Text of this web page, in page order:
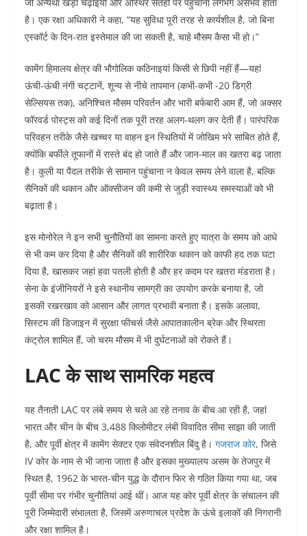
जो अन्यथा खड़ी चढ़ाइयों और अस्थिर सतहों पर पहुंचाना लगभग असंभव होता
है। एक रक्षा अधिकारी ने कहा, “यह सुविधा पूरी तरह से कार्यशील है, जो बिना
एस्कॉर्ट के दिन-रात इस्तेमाल की जा सकती है, चाहे मौसम कैसा भी हो।”​
कामेंग हिमालय क्षेत्र की भौगोलिक कठिनाइयां किसी से छिपी नहीं हैं—यहां
ऊंची-ऊंची नंगी चट्टानें, शून्य से नीचे तापमान (कभी-कभी -20 डिग्री
सेल्सियस तक), अनिश्चित मौसम परिवर्तन और भारी बर्फबारी आम हैं, जो अक्सर
फॉरवर्ड पोस्ट्स को कई दिनों तक पूरी तरह अलग-थलग कर देती हैं। पारंपरिक
परिवहन तरीके जैसे खच्चर या वाहन इन स्थितियों में जोखिम भरे साबित होते हैं,
क्योंकि बर्फीले तूफानों में रास्ते बंद हो जाते हैं और जान-माल का खतरा बढ़ जाता
है। कुली या पैदल तरीके से सामान पहुंचाना न केवल समय लेने वाला है, बल्कि
सैनिकों की थकान और ऑक्सीजन की कमी से जुड़ी स्वास्थ्य समस्याओं को भी
बढ़ाता है।
इस मोनोरेल ने इन सभी चुनौतियों का सामना करते हुए यात्रा के समय को आधे
से भी कम कर दिया है और सैनिकों की शारीरिक थकान को काफी हद तक घटा
दिया है, खासकर जहां हवा पतली होती है और हर कदम पर खतरा मंडराता है।
सेना के इंजीनियरों ने इसे स्थानीय सामग्री का उपयोग करके बनाया है, जो
इसकी रखरखाव को आसान और लागत प्रभावी बनाता है। इसके अलावा,
सिस्टम की डिजाइन में सुरक्षा फीचर्स जैसे आपातकालीन ब्रेक और स्थिरता
कंट्रोल शामिल हैं, जो चरम मौसम में भी दुर्घटनाओं को रोकते हैं।​​
LAC के साथ सामरिक महत्व
यह तैनाती LAC पर लंबे समय से चले आ रहे तनाव के बीच आ रही है, जहां
भारत और चीन के बीच 3,488 किलोमीटर लंबी विवादित सीमा साझा की जाती
है, और पूर्वी क्षेत्र में कामेंग सेक्टर एक संवेदनशील बिंदु है। गजराज कोर, जिसे
IV कोर के नाम से भी जाना जाता है और इसका मुख्यालय असम के तेजपुर में
स्थित है, 1962 के भारत-चीन युद्ध के दौरान फिर से गठित किया गया था, जब
पूर्वी सीमा पर गंभीर चुनौतियां आई थीं। आज यह कोर पूर्वी क्षेत्र के संचालन की
पूरी जिम्मेदारी संभालता है, जिसमें अरुणाचल प्रदेश के ऊंचे इलाकों की निगरानी
और रक्षा शामिल है।